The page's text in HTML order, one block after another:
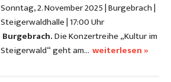
Sonntag, 2. November 2025 | Burgebrach |
Steigerwaldhalle | 17:00 Uhr
Burgebrach.Die Konzertreihe „Kultur im
Steigerwald“ geht am… weiterlesen »